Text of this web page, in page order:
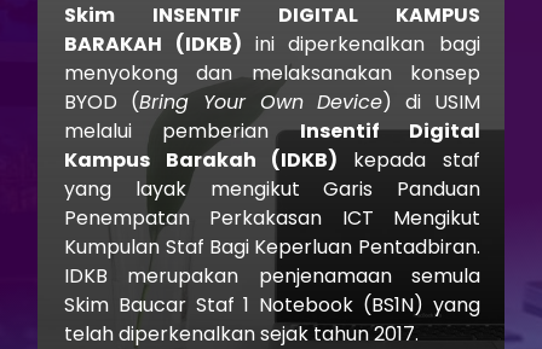
Skim INSENTIF DIGITAL KAMPUS
BARAKAH (IDKB) ini diperkenalkan bagi
menyokong dan melaksanakan konsep
BYOD (Bring Your Own Device) di USIM
melalui pemberianInsentif Digital
Kampus Barakah (IDKB) kepada staf
yang layak mengikut Garis Panduan
Penempatan Perkakasan ICT Mengikut
Kumpulan Staf Bagi Keperluan Pentadbiran.
IDKB merupakan penjenamaan semula
Skim Baucar Staf 1 Notebook (BS1N) yang
telah diperkenalkan sejak tahun 2017.